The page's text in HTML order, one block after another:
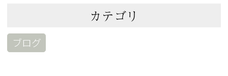
カテゴリ
ブログ